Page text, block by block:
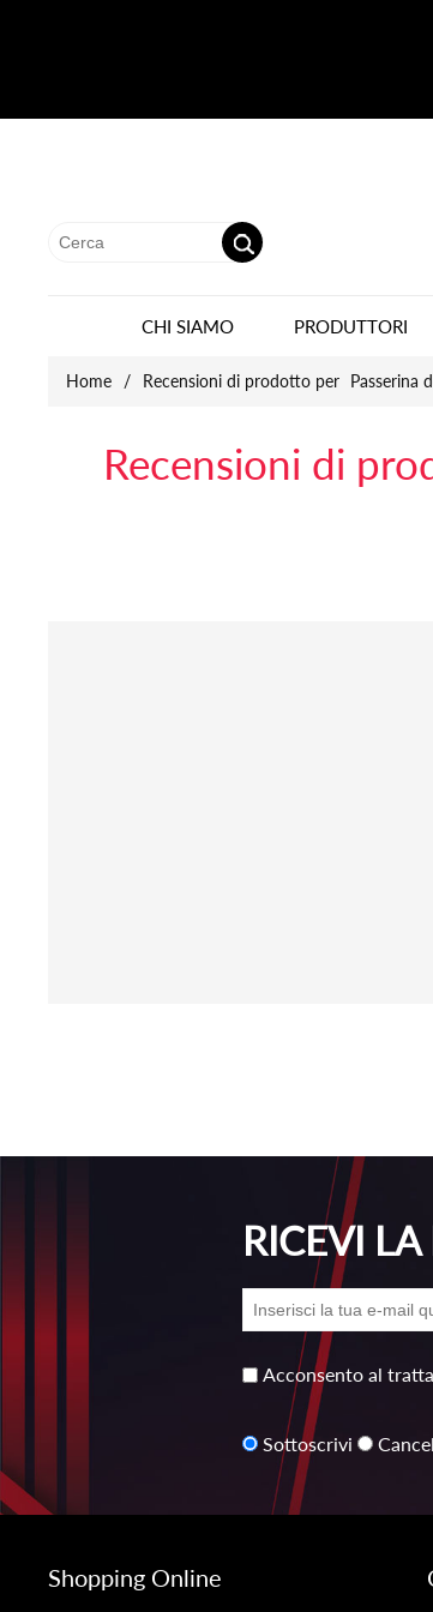
CHI SIAMO PRODUTTORI
Home / Recensioni di prodotto per Passerina
Recensioni di
RICEVI
Acconsento al
Sottoscrivi
Shopping Online